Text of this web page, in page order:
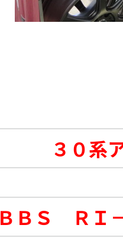
３０系
ＢＢＳ ＲＩ